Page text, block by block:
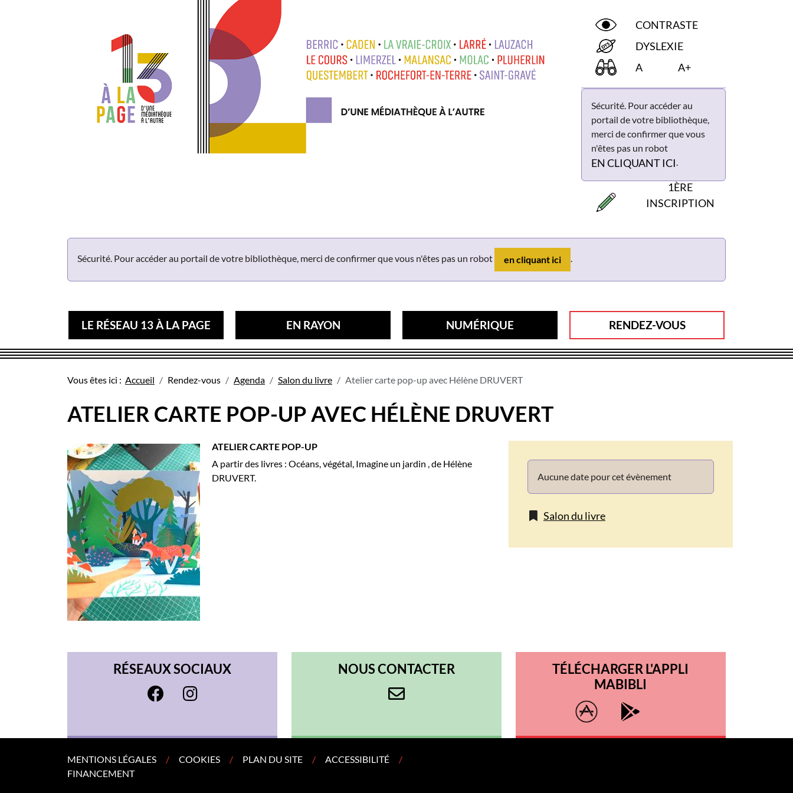
CONTRASTE
DYSLEXIE
A
A+
Sécurité. Pour accéder au
portail de votre bibliothèque,
merci de confirmer que vous
n'êtes pas un robot
EN CLIQUANT ICI.
1ÈRE
INSCRIPTION
Sécurité. Pour accéder au portail de votre bibliothèque, merci de confirmer que vous n'êtes pas un robot en cliquant ici .
LE RÉSEAU 13 À LA PAGE EN RAYON NUMÉRIQUE RENDEZ-VOUS
Vous êtes ici : Accueil Rendez-vous Agenda Salon du livre Atelier carte pop-up avec Hélène DRUVERT
ATELIER CARTE POP-UP AVEC HÉLÈNE DRUVERT
ATELIER CARTE POP-UP
A partir des livres : Océans, végétal, Imagine un jardin , de Hélène
DRUVERT.
Salon du livre
Info
Aucune date pour cet évènement
RÉSEAUX SOCIAUX NOUS CONTACTER
TÉLÉCHARGER L'APPLI
MABIBLI
MENTIONS LÉGALES COOKIES PLAN DU SITE
ACCESSIBILITÉ
FINANCEMENT